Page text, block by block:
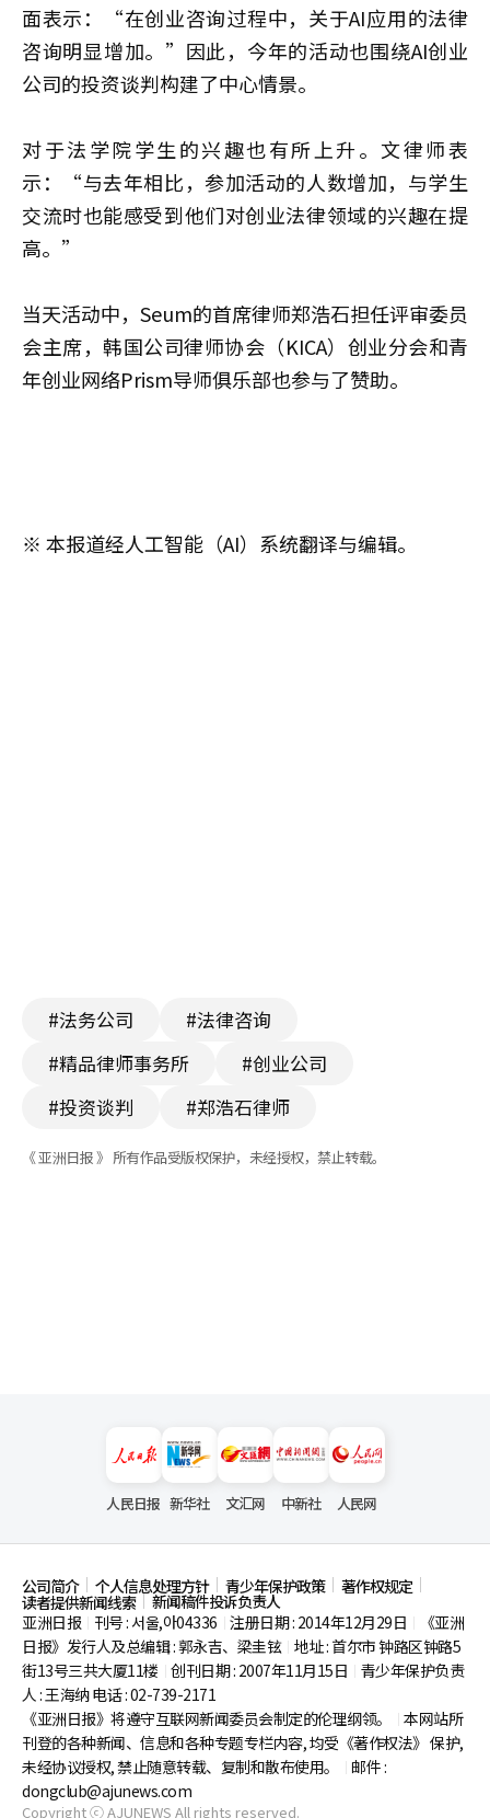
面表示：“在创业咨询过程中，关于AI应用的法律
咨询明显增加。”因此，今年的活动也围绕AI创业
公司的投资谈判构建了中心情景。
对于法学院学生的兴趣也有所上升。文律师表
示：“与去年相比，参加活动的人数增加，与学生
交流时也能感受到他们对创业法律领域的兴趣在提
高。”
当天活动中，Seum的首席律师郑浩石担任评审委员
会主席，韩国公司律师协会（KICA）创业分会和青
年创业网络Prism导师俱乐部也参与了赞助。
※ 本报道经人工智能（AI）系统翻译与编辑。
#法务公司
#法律咨询
#精品律师事务所
#创业公司
#投资谈判
#郑浩石律师
《 亚洲日报 》 所有作品受版权保护，未经授权，禁止转载。
人民日报 新华社 文汇网 中新社 人民网
公司简介 个人信息处理方针 青少年保护政策 著作权规定
读者提供新闻线索
新闻稿件投诉负责人
亚洲日报
刊号 : 서울,아04336 注册日期 : 2014年12月29日
《亚洲
日报》发行人及总编辑 : 郭永吉、梁圭铉 地址 : 首尔市钟路区钟路5
街13号三共大厦11楼 创刊日期 : 2007年11月15日
青少年保护负责
人 : 王海纳 电话 : 02-739-2171
《亚洲日报》将遵守互联网新闻委员会制定的伦理纲领。
本网站所
刊登的各种新闻、信息和各种专题专栏内容, 均受《著作权法》 保护,
未经协议授权, 禁止随意转载、复制和散布使用。
邮件 :
dongclub@ajunews.com
Copyright ⓒ AJUNEWS All rights reserved.